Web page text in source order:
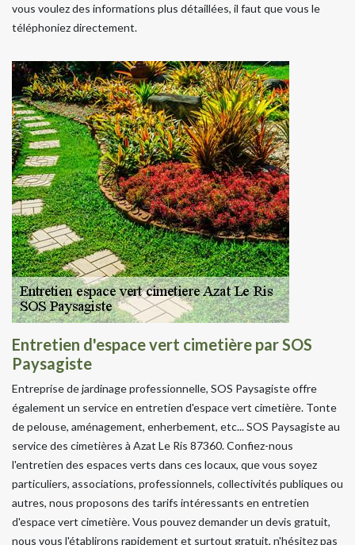
vous voulez des informations plus détaillées, il faut que vous le
téléphoniez directement.
Entretien d'espace vert cimetière par SOS
Paysagiste
Entreprise de jardinage professionnelle, SOS Paysagiste offre
également un service en entretien d'espace vert cimetière. Tonte
de pelouse, aménagement, enherbement, etc... SOS Paysagiste au
service des cimetières à Azat Le Ris 87360. Confiez-nous
l'entretien des espaces verts dans ces locaux, que vous soyez
particuliers, associations, professionnels, collectivités publiques ou
autres, nous proposons des tarifs intéressants en entretien
d'espace vert cimetière. Vous pouvez demander un devis gratuit,
nous vous l'établirons rapidement et surtout gratuit, n'hésitez pas